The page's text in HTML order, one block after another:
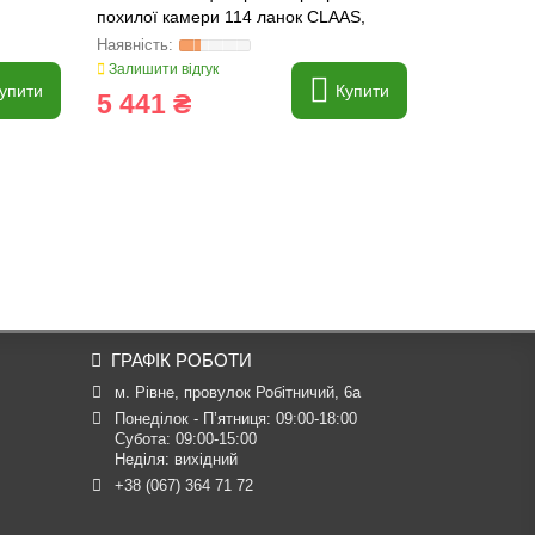
похилої камери 114 ланок CLAAS,
520902
Залишити відгук
5 441 ₴ Купити
ГРАФІК РОБОТИ
м. Рівне, провулок Робітничий, 6а
Понеділок - П’ятниця: 09:00-18:00
Субота: 09:00-15:00
Неділя: вихідний
+38 (067) 364 71 72